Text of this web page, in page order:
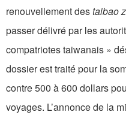
renouvellement destaibao
passer délivré par les
compatriotes taiwanais »
dossier est traité pour la
contre 500 à 600 dollars
voyages. L’annonce de la